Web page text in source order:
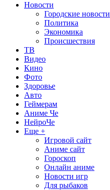
Новости
Городские новости
Политика
Экономика
Происшествия
ТВ
Видео
Кино
Фото
Здоровье
Авто
Геймерам
Аниме Че
НейроЧе
Еще +
Игровой сайт
Аниме сайт
Гороскоп
Онлайн аниме
Новости игр
Для рыбаков